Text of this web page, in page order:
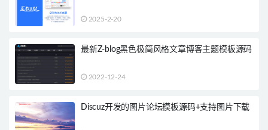
2025-2-20
最新Z-blog黑色极简风格文章博客主题模板源码
2022-12-24
Discuz开发的图片论坛模板源码+支持图片下载